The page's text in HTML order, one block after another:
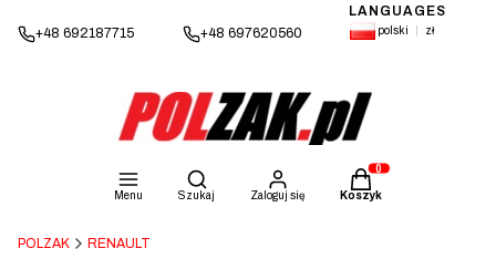
+48 692187715 +48 697620560
LANGUAGES
polski zł
Menu
Otwórz wyszukiwarkę
Szukaj Zaloguj się
Produkty w koszyku:
Koszyk
POLZAK RENAULT